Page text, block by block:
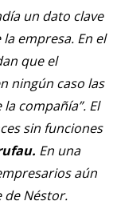
un dato clave
empresa. En el
que el
ningún caso las
compañía”. El
sin funciones
En una
aún
de Néstor.